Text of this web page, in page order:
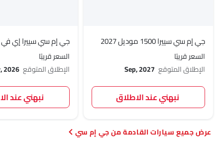
جي إم سي سييرا 1500 موديل 2027
السعر قريبًا
الإطلاق المتوقع Sep, 2027
نبهني عند الاطلاق
جي إم سي سييرا إي في
السعر قريبًا
الإطلاق المتوقع 2026
نبهني عند
سيارات القادمة من جي إم سي